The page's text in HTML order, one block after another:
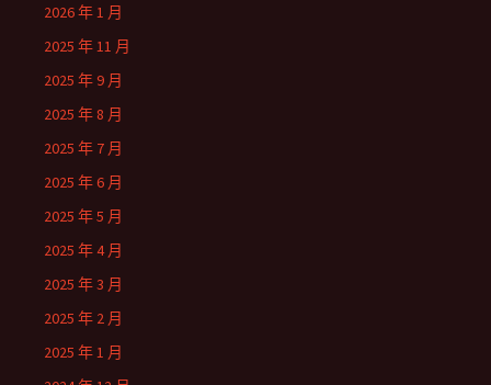
2026 年 1 月
2025 年 11 月
2025 年 9 月
2025 年 8 月
2025 年 7 月
2025 年 6 月
2025 年 5 月
2025 年 4 月
2025 年 3 月
2025 年 2 月
2025 年 1 月